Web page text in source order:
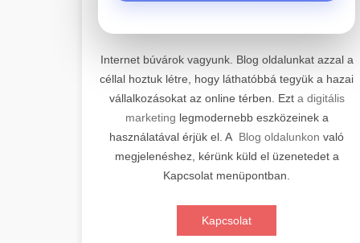
+
Professzionális elektromos roller
javítási és karbantartási szolgáltatások.
Szakértő technikusaink minőségi
szervízt nyújtanak minden jelentős
márkához és modellhez.
Szervizközpont Látogatása
📊 2. Online Marketing
Ügynökség
+
Átfogó online marketing
szolgáltatások, beleértve a SEO-t,
közösségi média kezelést és digitális
hirdetéseket. Növekedés elérése
Elektromos Roller
Internet búvárok vagyunk. Blog oldalunkat azzal a
céllal hoztuk létre, hogy láthatóbbá tegyük a hazai
vállalkozásokat az online térben. Ezt a digitális
marketing legmodernebb eszközeinek a
használatával érjük el. A Blog oldalunkon való
megjelenéshez, kérünk küld el üzenetedet a
Kapcsolat menüpontban.
Kapcsolat